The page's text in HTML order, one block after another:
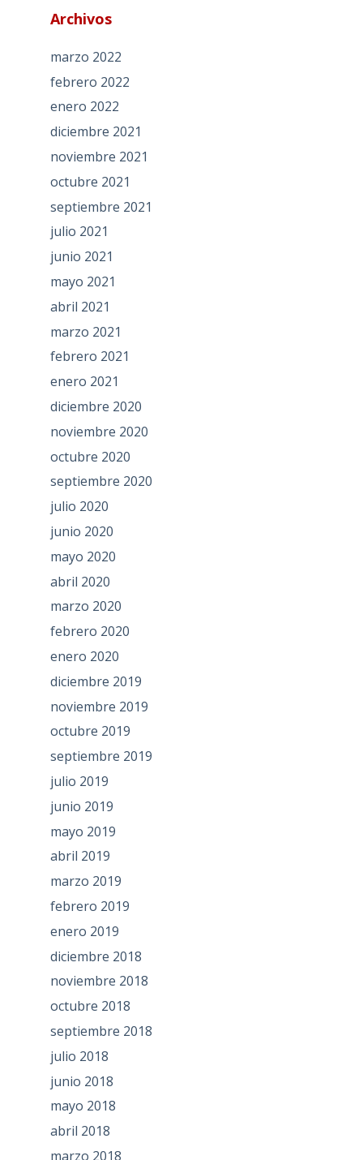
Archivos
marzo 2022
febrero 2022
enero 2022
diciembre 2021
noviembre 2021
octubre 2021
septiembre 2021
julio 2021
junio 2021
mayo 2021
abril 2021
marzo 2021
febrero 2021
enero 2021
diciembre 2020
noviembre 2020
octubre 2020
septiembre 2020
julio 2020
junio 2020
mayo 2020
abril 2020
marzo 2020
febrero 2020
enero 2020
diciembre 2019
noviembre 2019
octubre 2019
septiembre 2019
julio 2019
junio 2019
mayo 2019
abril 2019
marzo 2019
febrero 2019
enero 2019
diciembre 2018
noviembre 2018
octubre 2018
septiembre 2018
julio 2018
junio 2018
mayo 2018
abril 2018
marzo 2018